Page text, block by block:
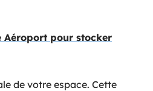
Aéroport pour stocker
de votre espace. Cette